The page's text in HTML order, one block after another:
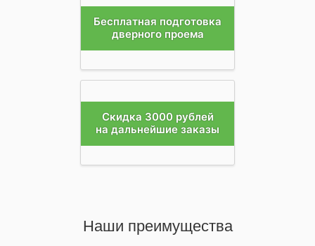
Бесплатная подготовка
дверного проема
Скидка 3000 рублей
на дальнейшие заказы
Наши преимущества